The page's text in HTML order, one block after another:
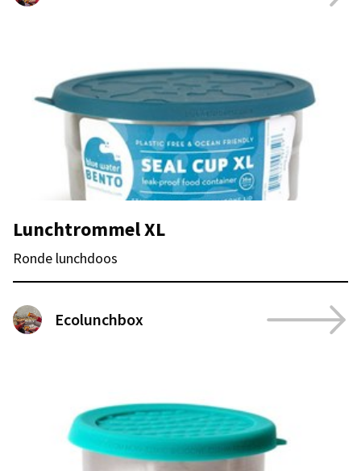
Lunchtrommel XL
Ronde lunchdoos
Ecolunchbox